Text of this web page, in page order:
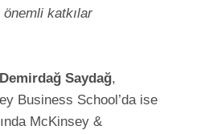
önemli katkılar
Saydağ,
Business School’da ise
McKinsey &